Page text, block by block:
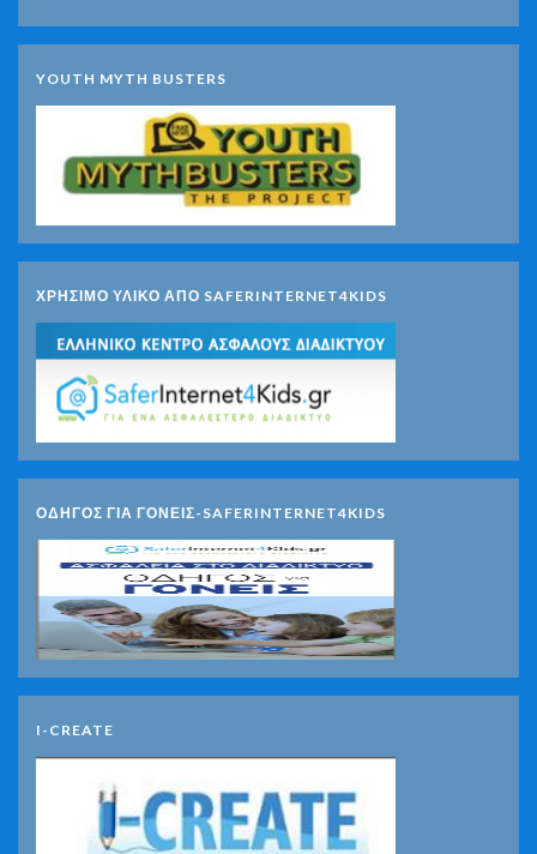
YOUTH MYTH BUSTERS
ΧΡΗΣΙΜΟ ΥΛΙΚΟ ΑΠΟ SAFERINTERNET4KIDS
ΟΔΗΓΟΣ ΓΙΑ ΓΟΝΕΙΣ-SAFERINTERNET4KIDS
I-CREATE